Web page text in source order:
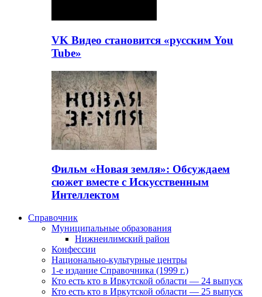
VK Видео становится «русским You
Tube»
Фильм «Новая земля»: Обсуждаем
сюжет вместе с Искусственным
Интеллектом
Справочник
Муниципальные образования
Нижнеилимский район
Конфессии
Национально-культурные центры
1-е издание Справочника (1999 г.)
Кто есть кто в Иркутской области — 24 выпуск
Кто есть кто в Иркутской области — 25 выпуск